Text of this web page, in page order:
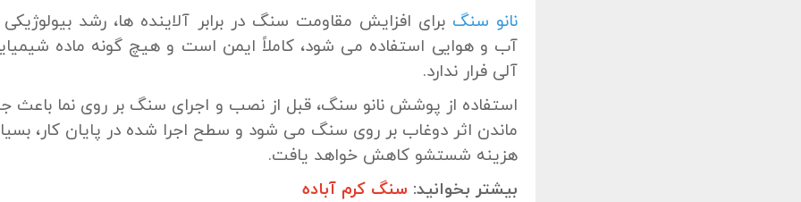
نانو سنگ برای افزایش مقاومت سنگ در برابر آلاینده ها، رشد
آب و هوایی استفاده می شود، کاملاً ایمن است و هیچ گونه ماده
آلی فرار ندارد.
استفاده از پوشش نانو سنگ، قبل از نصب و اجرای سنگ بر روی نما باعث
ماندن اثر دوغاب بر روی سنگ می شود و سطح اجرا شده در پایان کار،
هزینه شستشو کاهش خواهد یافت.
بیشتر بخوانید: سنگ کرم آباده